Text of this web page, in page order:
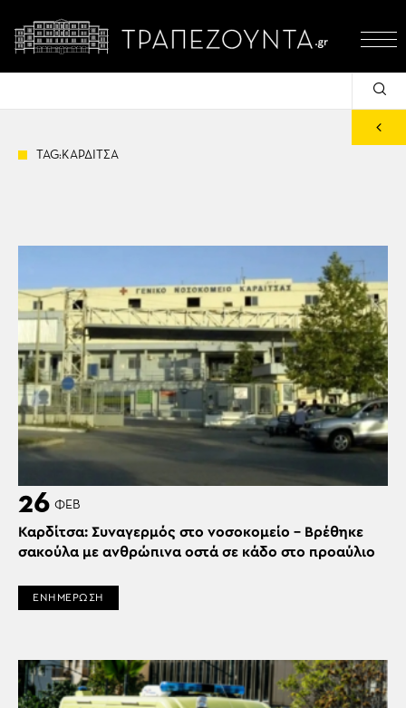
TAG:ΚΑΡΔΙΤΣΑ
26 ΦΕΒ
Καρδίτσα: Συναγερμός στο νοσοκομείο – Βρέθηκε
σακούλα με ανθρώπινα οστά σε κάδο στο προαύλιο
ΕΝΗΜΕΡΩΣΗ